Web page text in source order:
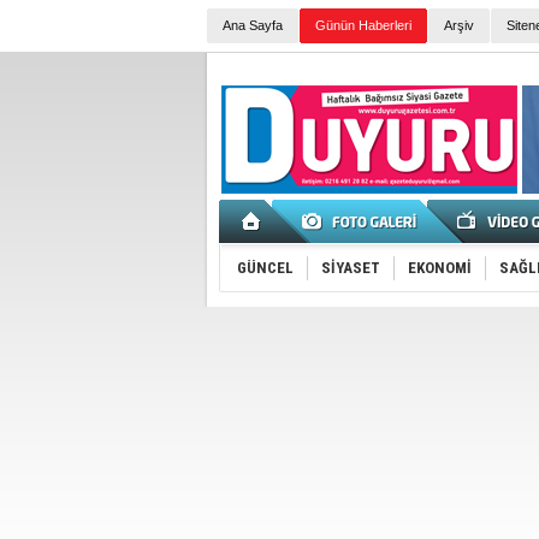
Ana Sayfa Günün Haberleri Arşiv
GÜNCEL SİYASET EKONOMİ